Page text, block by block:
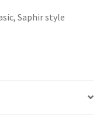
Saphir style